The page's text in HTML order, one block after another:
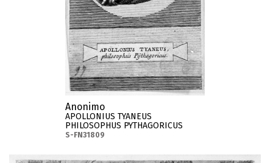
Anonimo
APOLLONIUS TYANEUS
PHILOSOPHUS PYTHAGORICUS
S-FN31809